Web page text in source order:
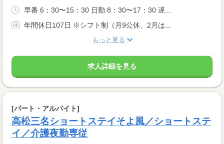
早番 6：30〜15：30 日勤 8：30〜17：30 遅...
年間休日107日 ※シフト制（月9公休、2月は...
もっと見る
求人詳細を見る
[パート・アルバイト]
高松三名ショートステイそよ風／ショートステ
イ／介護夜勤専従